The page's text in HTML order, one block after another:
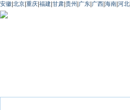
安徽 北京 重庆 福建 甘肃 贵州 广东 广西 海南 河北